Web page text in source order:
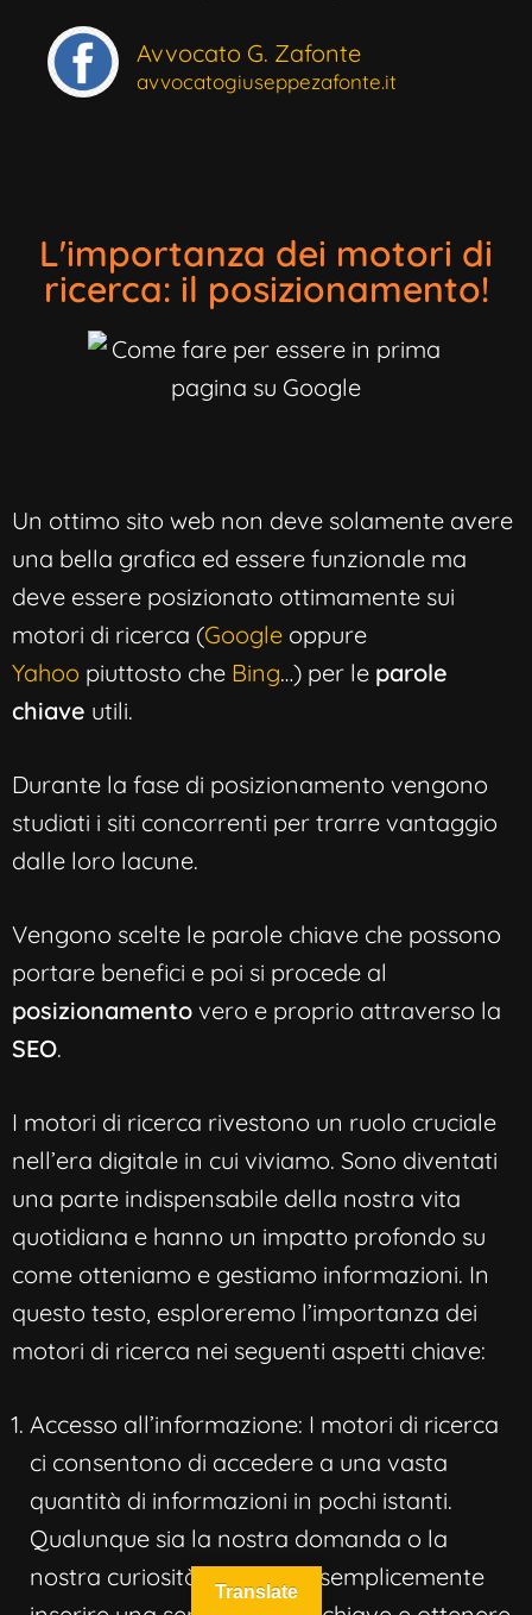
Avvocato G. Zafonte
avvocatogiuseppezafonte.it
L'importanza dei motori di
ricerca: il posizionamento!
Un ottimo sito web non deve solamente avere
una bella grafica ed essere funzionale ma
deve essere posizionato ottimamente sui
motori di ricerca (Google oppure
Yahoo piuttosto che Bing…) per le parole
chiave utili.
Durante la fase di posizionamento vengono
studiati i siti concorrenti per trarre vantaggio
dalle loro lacune.
Vengono scelte le parole chiave che possono
portare benefici e poi si procede al
posizionamento vero e proprio attraverso la
SEO.
I motori di ricerca rivestono un ruolo cruciale
nell’era digitale in cui viviamo. Sono diventati
una parte indispensabile della nostra vita
quotidiana e hanno un impatto profondo su
come otteniamo e gestiamo informazioni. In
questo testo, esploreremo l’importanza dei
motori di ricerca nei seguenti aspetti chiave:
Accesso all’informazione: I motori di ricerca
ci consentono di accedere a una vasta
quantità di informazioni in pochi istanti.
Qualunque sia la nostra domanda o la
nostra curiosità, possiamo semplicemente
Translate